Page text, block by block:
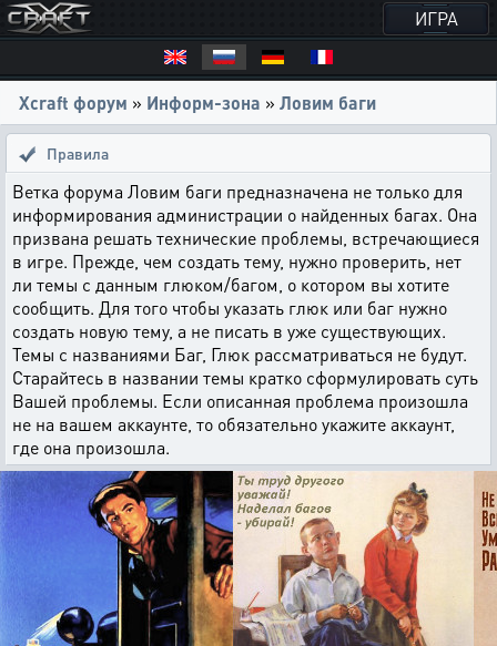
ИГРА
Xcraft форум » Информ-зона » Ловим баги
Правила
Ветка форума Ловим баги предназначена не только для
информирования администрации о найденных багах. Она
призвана решать технические проблемы, встречающиеся
в игре. Прежде, чем создать тему, нужно проверить, нет
ли темы с данным глюком/багом, о котором вы хотите
сообщить. Для того чтобы указать глюк или баг нужно
создать новую тему, а не писать в уже существующих.
Темы с названиями Баг, Глюк рассматриваться не будут.
Старайтесь в названии темы кратко сформулировать суть
Вашей проблемы. Если описанная проблема произошла
не на вашем аккаунте, то обязательно укажите аккаунт,
где она произошла.